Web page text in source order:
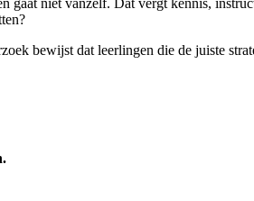
bewijst dat leerlingen die de juiste